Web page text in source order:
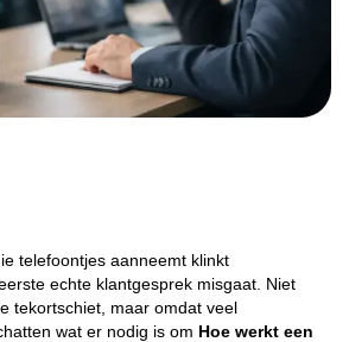
telefoontjes aanneemt klinkt
echte klantgesprek misgaat. Niet
tekortschiet, maar omdat veel
wat er nodig is om Hoe werkt een